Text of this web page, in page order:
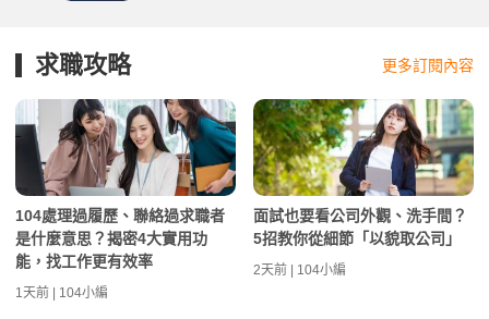
求職攻略 更多訂閱內容
104處理過履歷、聯絡過求職者
是什麼意思？揭密4大實用功
能，找工作更有效率
1天前 | 104小編
面試也要看公司外觀、洗手間？
5招教你從細節「以貌取公司」
2天前 | 104小編